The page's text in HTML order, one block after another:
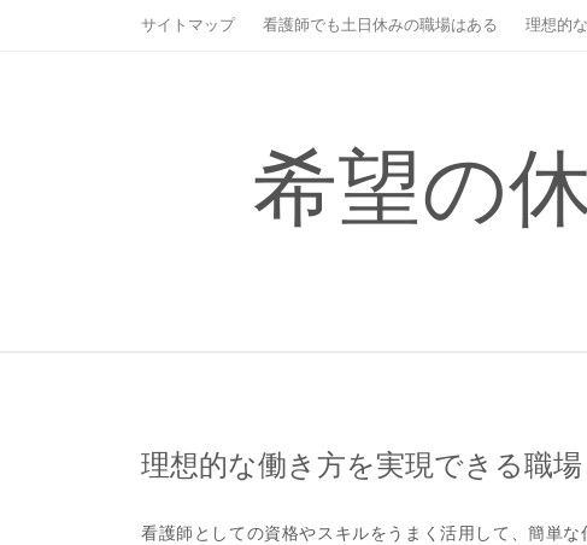
サイトマップ 看護師でも土日休みの職場はある 理想的
希望の
理想的な働き方を実現できる職場
看護師としての資格やスキルをうまく活用して、簡単